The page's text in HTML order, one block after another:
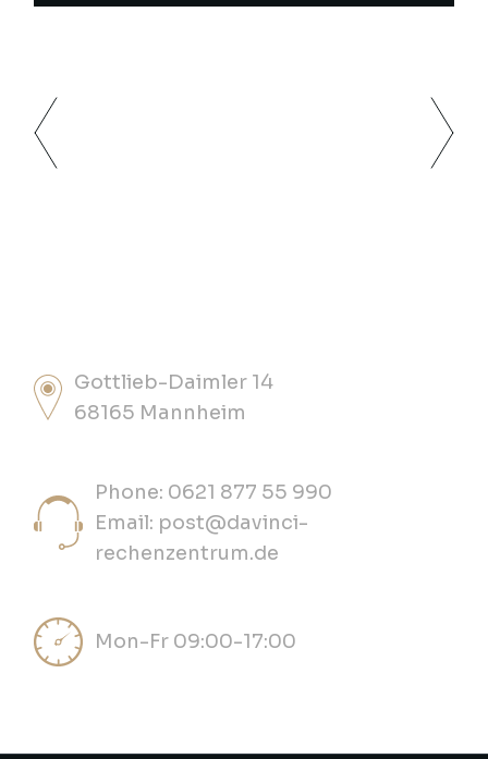
Gottlieb-Daimler 14
68165 Mannheim
Phone: 0621 877 55 990
Email: post@davinci-
rechenzentrum.de
Mon-Fr 09:00-17:00